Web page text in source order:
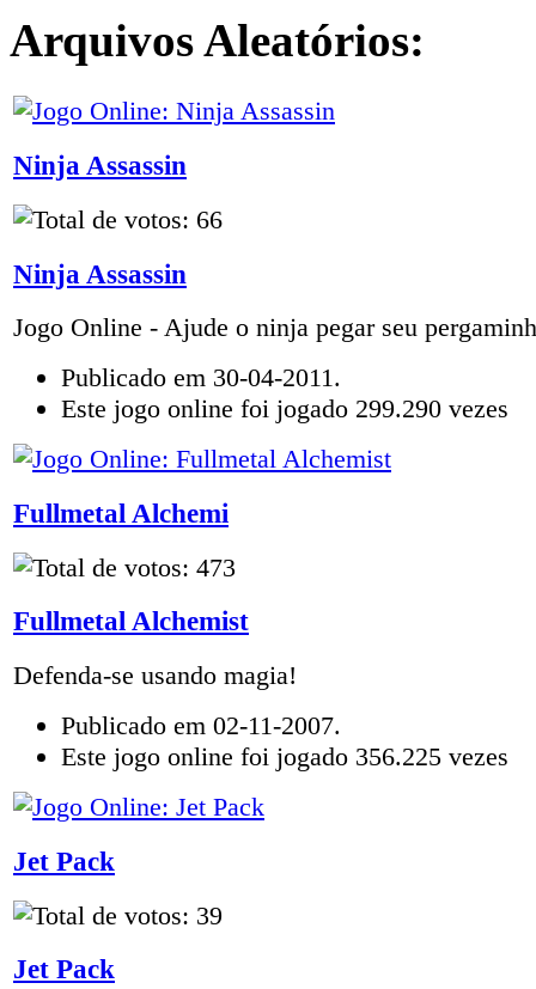
Arquivos Aleatórios:
Ninja Assassin
Ninja Assassin
Jogo Online - Ajude o ninja pegar seu
Publicado em 30-04-2011.
Este jogo online foi jogado 299.290 vezes
Fullmetal Alchemi
Fullmetal Alchemist
Defenda-se usando magia!
Publicado em 02-11-2007.
Este jogo online foi jogado 356.225 vezes
Jet Pack
Jet Pack